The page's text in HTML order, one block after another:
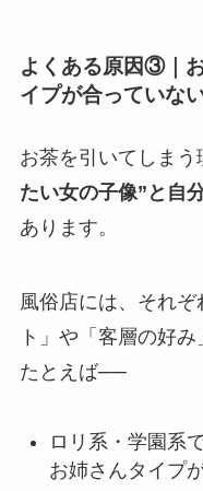
よくある原因③｜
イプが合っていな
お茶を引いてしまう
たい女の子像”と自
あります。
風俗店には、それ
ト」や「客層の好み
たとえば──
ロリ系・学園系
お姉さんタイプ